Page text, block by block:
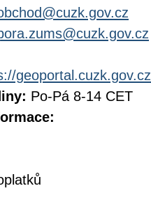
geoportal.cuzk.gov.cz
Po-Pá 8-14 CET